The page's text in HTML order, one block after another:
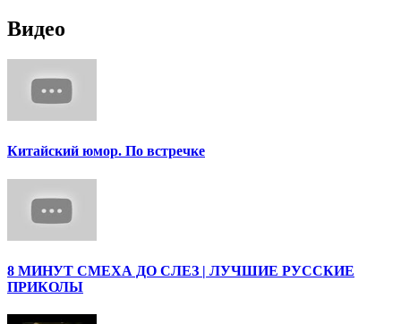
Видео
Китайский юмор. По встречке
8 МИНУТ СМЕХА ДО СЛЕЗ | ЛУЧШИЕ РУССКИЕ
ПРИКОЛЫ